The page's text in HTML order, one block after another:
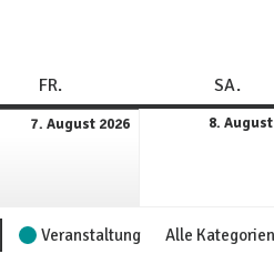
FR. SA.
7. August 2026 8.
Veranstaltung Alle Kategorien